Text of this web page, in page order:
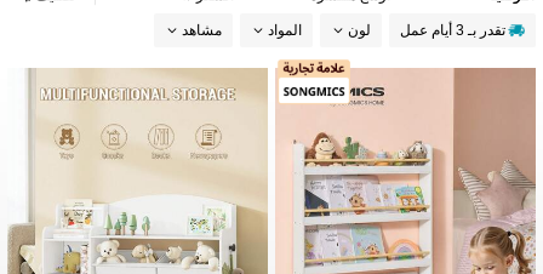
تقدر بـ 3 أيام عمل لون المواد مشاهد